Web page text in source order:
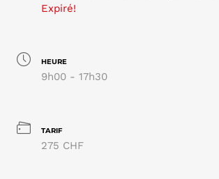
Expiré!
HEURE
9h00 - 17h30
TARIF
275 CHF